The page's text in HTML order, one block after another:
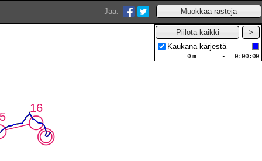
16
16
Jaa:
Kaukana kärjestä
0:00:00
-
0 m